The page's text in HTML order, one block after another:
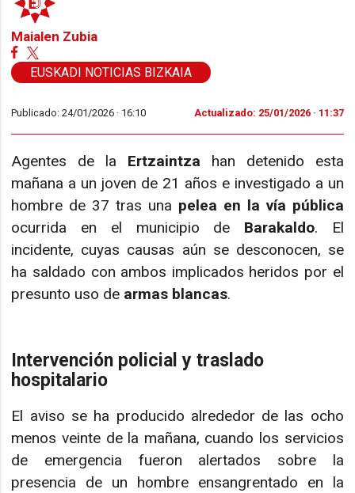
Maialen Zubia
EUSKADI NOTICIAS BIZKAIA
Publicado: 24/01/2026 · 16:10 Actualizado: 25/01/2026 · 11:37
Agentes de la Ertzaintza han detenido esta
mañana a un joven de 21 años e investigado a un
hombre de 37 tras una pelea en la vía pública
ocurrida en el municipio de Barakaldo. El
incidente, cuyas causas aún se desconocen, se
ha saldado con ambos implicados heridos por el
presunto uso de armas blancas.
Intervención policial y traslado
hospitalario
El aviso se ha producido alrededor de las ocho
menos veinte de la mañana, cuando los servicios
de emergencia fueron alertados sobre la
presencia de un hombre ensangrentado en la